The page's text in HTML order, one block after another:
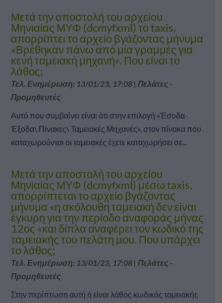
Μετά την αποστολή του αρχείου
Μηνιαίας ΜΥΦ (dcmyfxml) το taxis,
απορρίπτει το αρχείο βγάζοντας μήνυμα
«Βρέθηκαν πάνω από μία γραμμές για
κενή ταμειακή μηχανή». Που είναι το
λάθος;
Τελ. Ενημέρωση: 13/01/23, 17:08| Πελάτες -
Προμηθευτές
Αυτό που συμβαίνει είναι ότι στην επιλογή «Έσοδα-
Έξοδα\ Πίνακες\ Ταμειακές Μηχανές», στον πίνακα που
καταχωρούνται οι ταμειακές έχετε καταχωρήσει σε...
Μετά την αποστολή του αρχείου
Μηνιαίας ΜΥΦ (dcmyfxml) μέσω taxis,
απορρίπτεται το αρχείο βγάζοντας
μήνυμα «η ακόλουθη ταμειακή δεν είναι
έγκυρη για την περίοδο αναφοράς μήνας
12ος «και δίπλα αναφέρει τον κωδικό της
ταμειακής του πελάτη μου. Που υπάρχει
το λάθος;
Τελ. Ενημέρωση: 13/01/23, 17:08| Πελάτες -
Προμηθευτές
Στην περίπτωση αυτή ή είναι λάθος κωδικός ταμειακής